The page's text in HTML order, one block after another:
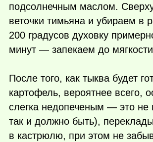
подсолнечным маслом.
веточки тимьяна и убираем в
200 градусов духовку
минут — запекаем до
После того, как тыква будет
картофель, вероятнее всего,
слегка недопеченым — это не
так и должно быть),
в кастрюлю, при этом не